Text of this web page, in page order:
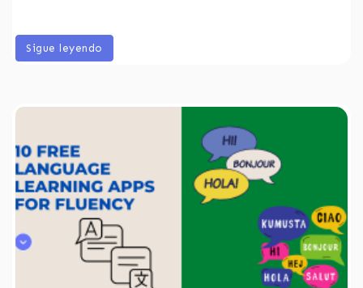
Sigue leyendo